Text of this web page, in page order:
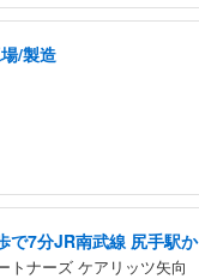
/製造
で7分JR南武線 尻手駅
トナーズ ケアリッツ矢向